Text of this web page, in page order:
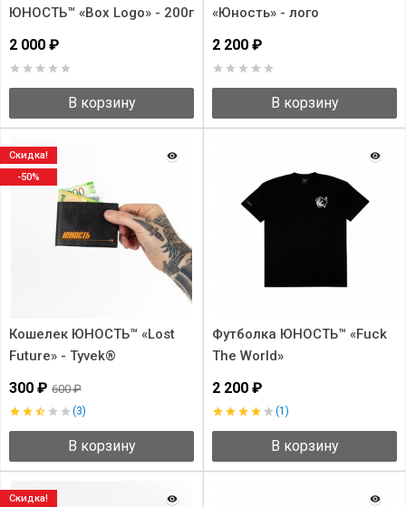
ЮНОСТЬ™ «Box Logo» - 200г
2 000 ₽
В корзину
«Юность» - лого
2 200 ₽
В корзину
Кошелек ЮНОСТЬ™ «Lost
Future» - Tyvek®
300 ₽ 600 ₽
(3)
В корзину
Скидка!
-50%
Футболка ЮНОСТЬ™ «Fuck
The World»
2 200 ₽
(1)
В корзину
Скидка!